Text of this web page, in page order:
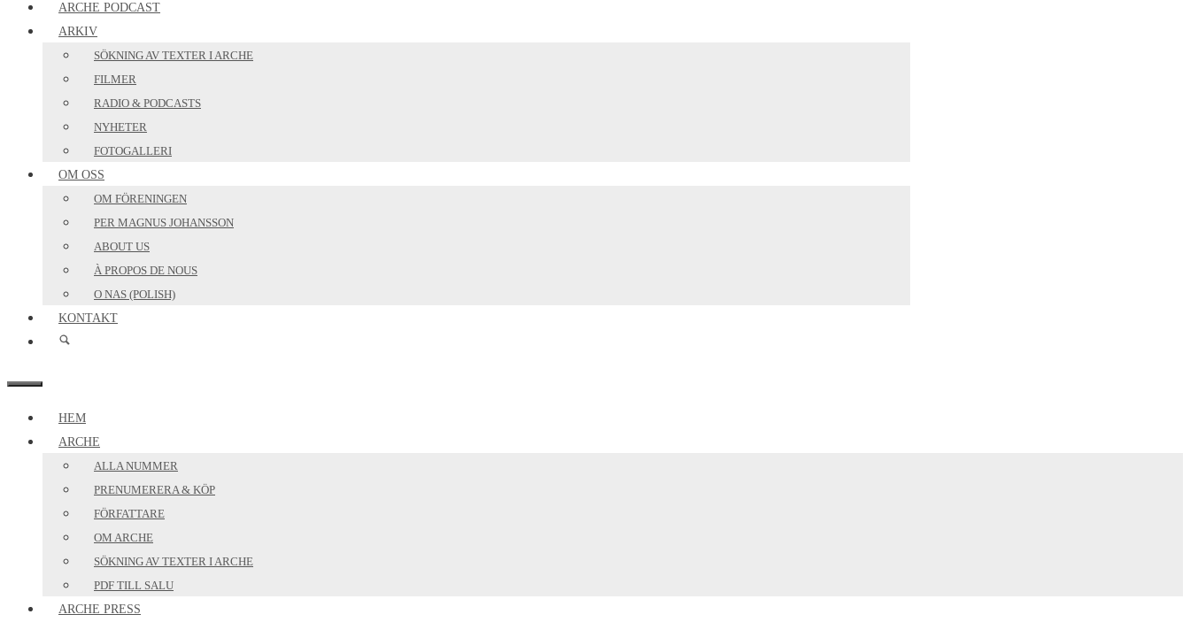
ARCHE PODCAST
ARKIV
SÖKNING AV TEXTER I ARCHE
FILMER
RADIO & PODCASTS
NYHETER
FOTOGALLERI
OM OSS
OM FÖRENINGEN
PER MAGNUS JOHANSSON
ABOUT US
À PROPOS DE NOUS
O NAS (POLISH)
KONTAKT
MENY
HEM
ARCHE
ALLA NUMMER
PRENUMERERA & KÖP
FÖRFATTARE
OM ARCHE
SÖKNING AV TEXTER I ARCHE
PDF TILL SALU
ARCHE PRESS